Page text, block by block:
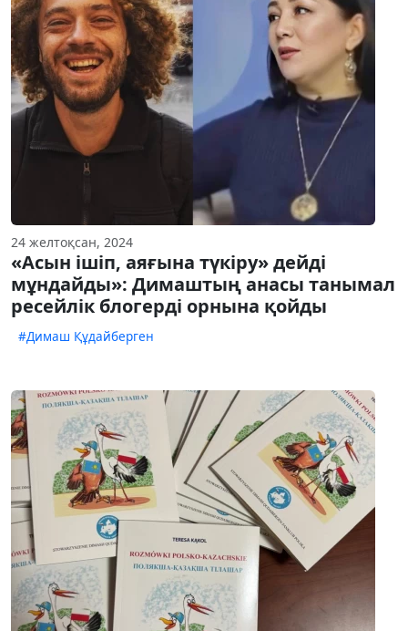
24 желтоқсан, 2024
«Асын ішіп, аяғына түкіру» дейді
мұндайды»: Димаштың анасы танымал
ресейлік блогерді орнына қойды
#Димаш Құдайберген